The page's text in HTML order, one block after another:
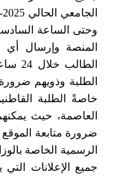
وحتى الساعة
المنصة وإرسال
الطلبة وذويهم
خاصةً الطلبة
العاصمة، حيث
ضرورة متابعة الموقع
الرسمية الخاصة
جميع الإعلانات